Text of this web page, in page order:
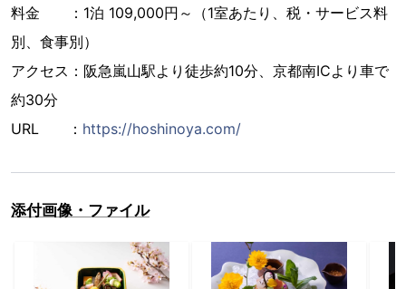
料金 ：1泊 109,000円～（1室あたり、税・サービス料
別、食事別）
アクセス：阪急嵐山駅より徒歩約10分、京都南ICより車で
約30分
URL ： https://hoshinoya.com/
添付画像・ファイル